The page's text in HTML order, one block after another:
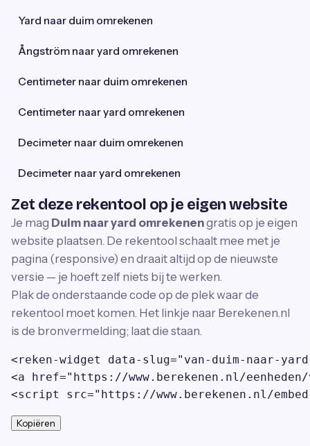
Yard naar duim omrekenen
Ångström naar yard omrekenen
Centimeter naar duim omrekenen
Centimeter naar yard omrekenen
Decimeter naar duim omrekenen
Decimeter naar yard omrekenen
Zet deze rekentool op je eigen website
Je mag Duim naar yard omrekenengratis op je eigen
website plaatsen. De rekentool schaalt mee met je
pagina (responsive) en draait altijd op de nieuwste
versie — je hoeft zelf niets bij te werken.
Plak de onderstaande code op de plek waar de
rekentool moet komen. Het linkje naar Berekenen.nl
is de bronvermelding; laat die staan.
<reken-widget data-slug="van-duim-naar-
<a href="https://www.berekenen.nl/
<script src="https://www.berekenen.nl/
Kopiëren